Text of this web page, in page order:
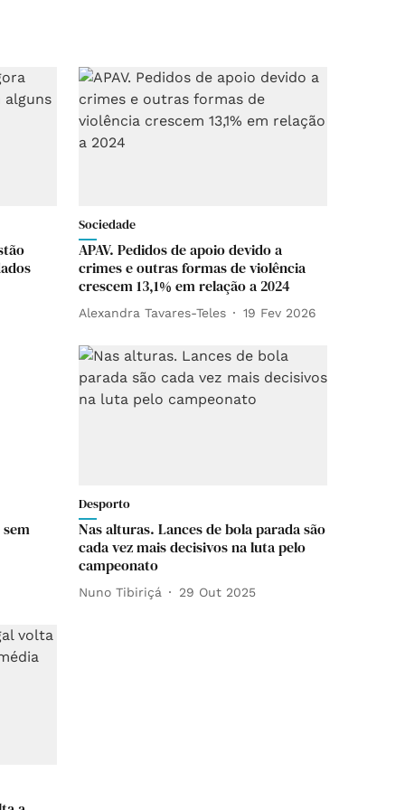
Sociedade
APAV. Pedidos de apoio devido a
crimes e outras formas de violência
crescem 13,1% em relação a 2024
Alexandra Tavares-Teles 19 Fev 2026
sem
Desporto
Nas alturas. Lances de bola parada são
cada vez mais decisivos na luta pelo
campeonato
Nuno Tibiriçá 29 Out 2025